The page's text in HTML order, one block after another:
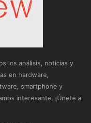
los análisis, noticias y
en hardware,
smartphone y
interesante. ¡Únete a